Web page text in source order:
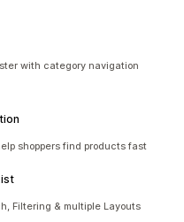
with category navigation
shoppers find products fast
Filtering & multiple Layouts